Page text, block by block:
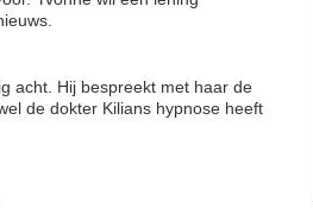
acht. Hij bespreekt met haar de
de dokter Kilians hypnose heeft